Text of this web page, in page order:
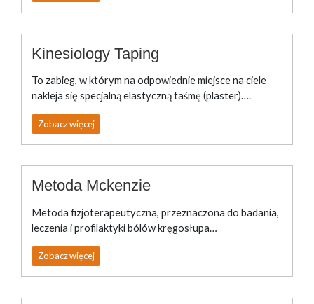
Kinesiology Taping
To zabieg, w którym na odpowiednie miejsce na ciele
nakleja się specjalną elastyczną taśmę (plaster)….
Zobacz więcej
Metoda Mckenzie
Metoda fizjoterapeutyczna, przeznaczona do badania,
leczenia i profilaktyki bólów kręgosłupa…
Zobacz więcej